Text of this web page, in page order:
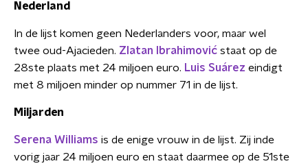
Nederland
In de lijst komen geen Nederlanders voor, maar wel
twee oud-Ajacieden. Zlatan Ibrahimović staat op de
28ste plaats met 24 miljoen euro. Luis Suárez eindigt
met 8 miljoen minder op nummer 71 in de lijst.
Miljarden
Serena Williams is de enige vrouw in de lijst. Zij inde
vorig jaar 24 miljoen euro en staat daarmee op de 51ste